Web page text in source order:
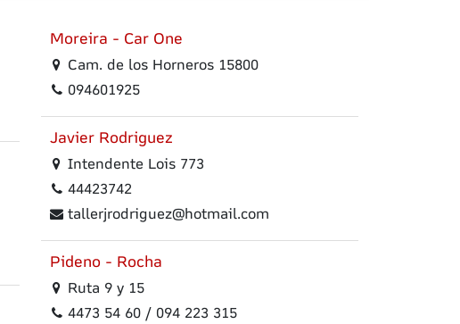
Moreira - Car One
Cam. de los Horneros 15800
094601925
Javier Rodriguez
Intendente Lois 773
44423742
tallerjrodriguez@hotmail.com
Pideno - Rocha
Ruta 9 y 15
4473 54 60 / 094 223 315